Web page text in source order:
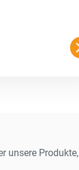
unsere Produkte,